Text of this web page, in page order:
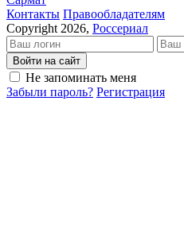
Кон­так­ты Пра­во­об­ла­да­те­лям
Copyright 2026, Россериал
Войти на сайт
Не запоминать меня
Забыли пароль? Регистрация